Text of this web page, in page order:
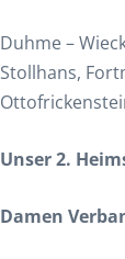
Duhme –
Stollhans,
Unser 2.
Damen